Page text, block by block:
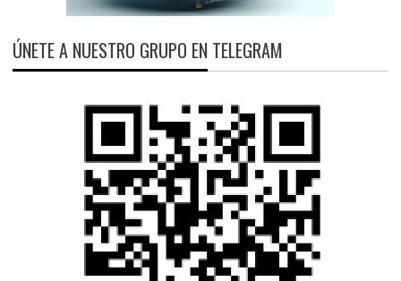
ÚNETE A NUESTRO GRUPO EN TELEGRAM